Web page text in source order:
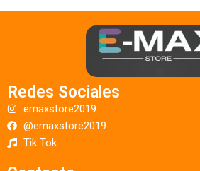
Redes Sociales
emaxstore2019
@emaxstore2019
Tik Tok